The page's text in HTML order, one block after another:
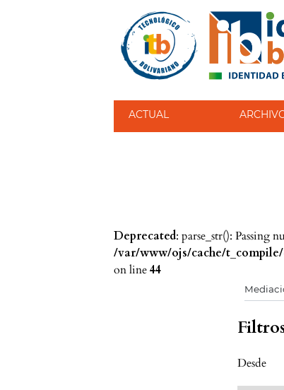
ACTUAL
Deprecated: parse_str(): Passing
/var/www/ojs/cache/t_compile/
on line44
Desde